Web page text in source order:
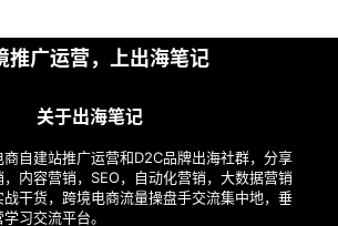
推广运营，上出海笔记
关于出海笔记
自建站推广运营和D2C品牌出海社群，分享
内容营销，SEO，自动化营销，大数据营销
干货，跨境电商流量操盘手交流集中地，垂
习交流平台。